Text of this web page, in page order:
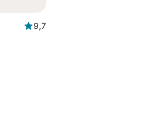
9,7